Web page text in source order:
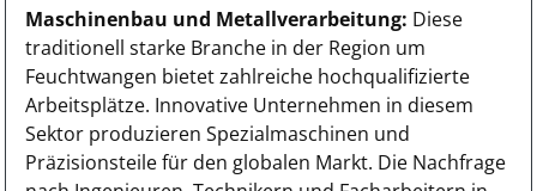
Maschinenbau und Metallverarbeitung: Diese
traditionell starke Branche in der Region um
Feuchtwangen bietet zahlreiche hochqualifizierte
Arbeitsplätze. Innovative Unternehmen in diesem
Sektor produzieren Spezialmaschinen und
Präzisionsteile für den globalen Markt. Die Nachfrage